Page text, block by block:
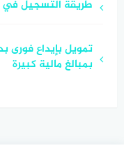
طريقة التسجيل في
بمبالغ مالية كبيرة